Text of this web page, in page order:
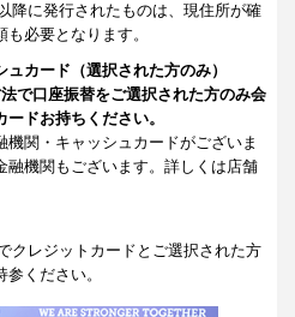
降に発行されたものは、現住所が確
必要となります。
カード（選択された方のみ）
で口座振替をご選択された方のみ会
ドお持ちください。
関・キャッシュカードがございま
融機関もございます。詳しくは店舗
クレジットカードとご選択された方
ください。